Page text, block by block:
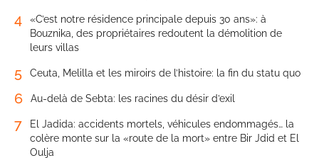
4
«C’est notre résidence principale depuis 30 ans»: à
Bouznika, des propriétaires redoutent la démolition de
leurs villas
5 Ceuta, Melilla et les miroirs de l’histoire: la fin du statu quo
6 Au-delà de Sebta: les racines du désir d’exil
7
El Jadida: accidents mortels, véhicules endommagés… la
colère monte sur la «route de la mort» entre Bir Jdid et El
Oulja